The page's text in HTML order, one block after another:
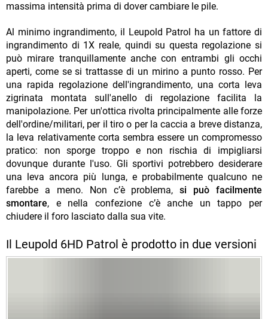
massima intensità prima di dover cambiare le pile.
Al minimo ingrandimento, il Leupold Patrol ha un fattore di
ingrandimento di 1X reale, quindi su questa regolazione si
può mirare tranquillamente anche con entrambi gli occhi
aperti, come se si trattasse di un mirino a punto rosso. Per
una rapida regolazione dell'ingrandimento, una corta leva
zigrinata montata sull'anello di regolazione facilita la
manipolazione. Per un'ottica rivolta principalmente alle forze
dell'ordine/militari, per il tiro o per la caccia a breve distanza,
la leva relativamente corta sembra essere un compromesso
pratico: non sporge troppo e non rischia di impigliarsi
dovunque durante l'uso. Gli sportivi potrebbero desiderare
una leva ancora più lunga, e probabilmente qualcuno ne
farebbe a meno. Non c’è problema,si può facilmente
smontare, e nella confezione c’è anche un tappo per
chiudere il foro lasciato dalla sua vite.
Il Leupold 6HD Patrol è prodotto in due versioni